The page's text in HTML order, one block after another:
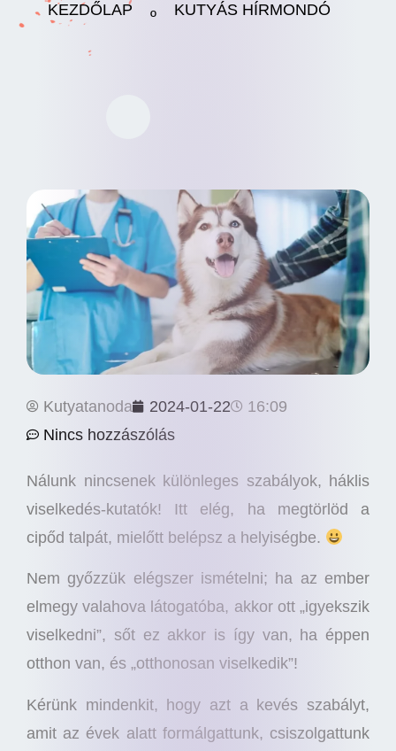
KEZDŐLAP º KUTYÁS HÍRMONDÓ
Kutyatanoda 2024-01-22
16:09
Nincs hozzászólás
Nálunk nincsenek különleges szabályok, háklis
viselkedés-kutatók! Itt elég, ha megtörlöd a
cipőd talpát, mielőtt belépsz a helyiségbe.
Nem győzzük elégszer ismételni; ha az ember
elmegy valahova látogatóba, akkor ott „igyekszik
viselkedni”, sőt ez akkor is így van, ha éppen
otthon van, és „otthonosan viselkedik”!
Kérünk mindenkit, hogy azt a kevés szabályt,
amit az évek alatt formálgattunk, csiszolgattunk